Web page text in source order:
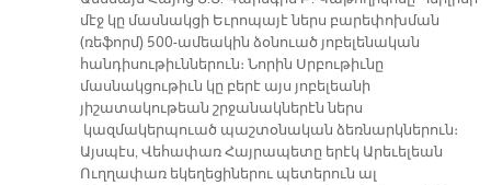
մէջ կը մասնակցի Եւրոպայէ ներս բարեփոխման
(ռեֆորմ) 500-ամեակին ձօնուած յոբելենական
հանդիսութիւններուն։ Նորին Սրբութիւնը
մասնակցութիւն կը բերէ այս յոբելեանի
յիշատակութեան շրջանակներէն ներս
կազմակերպուած պաշտօնական ձեռնարկներուն։
Այսպէս, Վեհափառ Հայրապետը երէկ Արեւելեան
Ուղղափառ եկեղեցիներու պետերուն ալ